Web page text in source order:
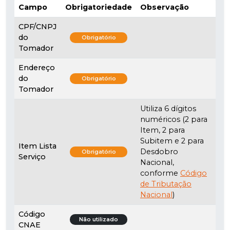
Campo Obrigatoriedade Observação
CPF/CNPJ
do
Tomador
Obrigatório
Endereço
do
Tomador
Obrigatório
Item Lista
Serviço
Obrigatório
Utiliza 6 dígitos
numéricos (2 para
Item, 2 para
Subitem e 2 para
Desdobro
Nacional,
conforme Código
de Tributação
Nacional)
Código
CNAE
Não utilizado